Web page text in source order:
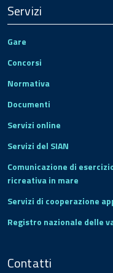
Servizi
Gare
Concorsi
Normativa
Documenti
Servizi online
Servizi del SIAN
Comunicazione di
ricreativa in mare
Servizi di cooperazione
Registro nazionale delle
Contatti